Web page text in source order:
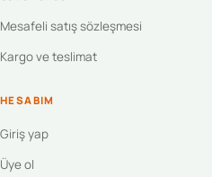
Mesafeli satış sözleşmesi
Kargo ve teslimat
HESABIM
Giriş yap
Üye ol